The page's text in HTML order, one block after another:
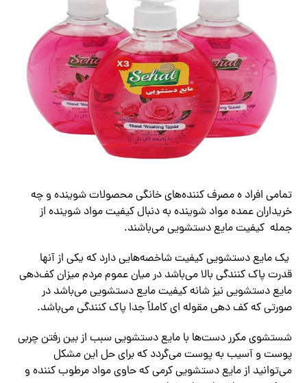
تمامی افراد ه مصرف کننده‌های خانگی محصولات شوینده و چه
خریداران عمده مواد شوینده به دنبال کیفیت مواد شوینده از
جمله کیفیت مایع دستشویی می‌باشند.
یک مایع دستشویی کیفیت شاخصه‌هایی دارد که یکی از آنها
قدرت پاک کنندگی بالا می‌باشد در میان عموم مردم میزان کف‌دهی
مایع دستشویی نیز شانه کیفیت مایع دستشویی می‌باشد در
صورتی که کف دهی مقوله ای کاملاً جدا پاک کنندگی می‌باشد.
شستشوی مکرر دست‌ها با مایع دستشویی سبب از بین رفتن چربی
پوست و آسیب به پوست می‌گردد که برای حل این مشکل
می‌توانید از مایع دستشویی کرمی که حاوی مواد مرطوب کننده و